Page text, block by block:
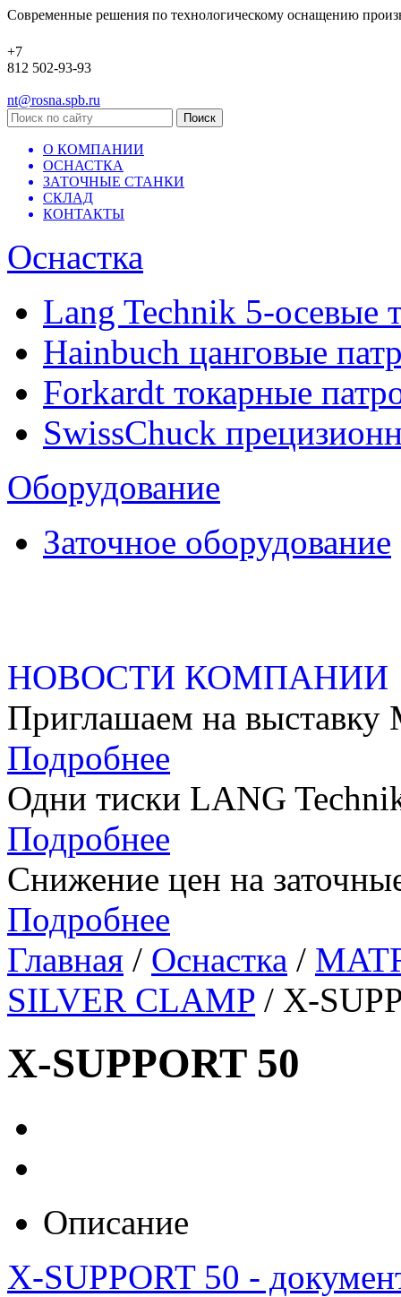
Современные решения по технологическому оснащению
+7
812 502-93-93
nt@rosna.spb.ru
О КОМПАНИИ
ОСНАСТКА
ЗАТОЧНЫЕ СТАНКИ
СКЛАД
КОНТАКТЫ
Оснастка
Lang Technik 5-осевые
Hainbuch цанговые
Forkardt токарные
SwissChuck
Оборудование
Заточное оборудование
НОВОСТИ КОМПАНИИ
Приглашаем на
Подробнее
Одни тиски LANG
Подробнее
Снижение цен на
Подробнее
Главная / Оснастка /
SILVER CLAMP / X-
X-SUPPORT 50
Описание
X-SUPPORT 50 -